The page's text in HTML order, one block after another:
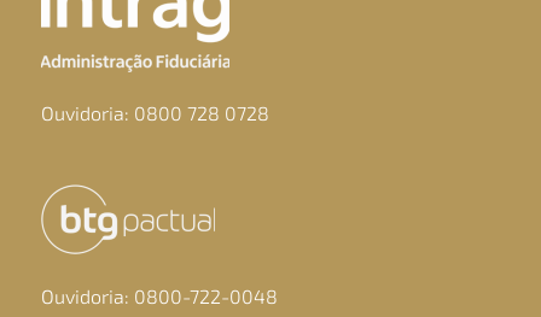
Ouvidoria: 0800 728 0728
Ouvidoria: 0800-722-0048